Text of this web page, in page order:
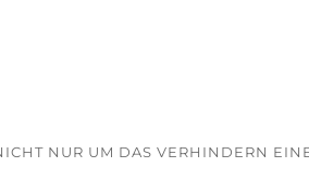
NUR UM DAS VERHINDERN